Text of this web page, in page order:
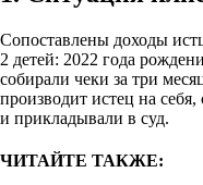
Сопоставлены доходы
2 детей: 2022 года
собирали чеки за три
производит истец на
и прикладывали в суд.
ЧИТАЙТЕ ТАКЖЕ: